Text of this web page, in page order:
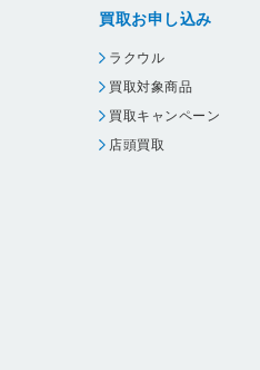
買取お申し込み
ラクウル
買取対象商品
買取キャンペーン
店頭買取